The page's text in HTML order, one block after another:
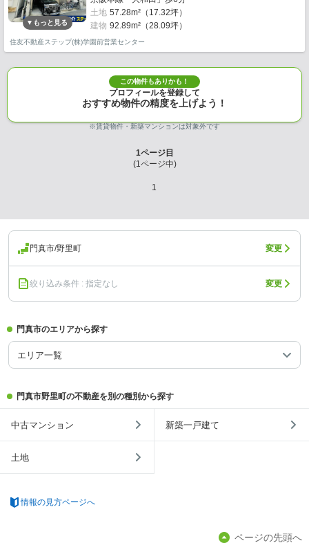
土地 57.28m²（17.32坪）
建物 92.89m²（28.09坪）
住友不動産ステップ(株)学園前営業センター
この物件もありかも！
プロフィールを登録して
おすすめ物件の精度を上げよう！
※賃貸物件・新築マンションは対象外です
1ページ目
(1ページ中)
1
門真市/野里町 変更
絞り込み条件 : 指定なし 変更
門真市のエリアから探す
エリア一覧
門真市野里町の不動産を別の種別から探す
中古マンション 新築一戸建て
土地
情報の見方ページへ
ページの先頭へ